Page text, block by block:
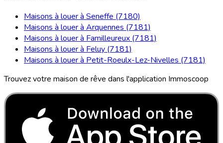
Maisons à louer à Seneffe (7180)
Maisons à louer à Arquennes (7181)
Maisons à louer à Familleureux (7181)
Maisons à louer à Feluy (7181)
Maisons à louer à Petit-Roeulx-Lez-Nivelles (7181)
Trouvez votre maison de rêve dans l'application Immoscoop